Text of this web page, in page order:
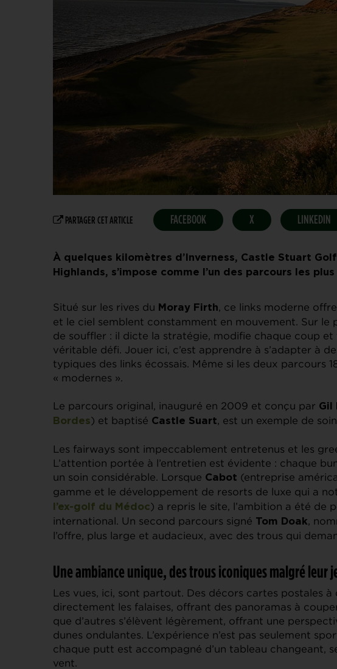
PARTAGER CET ARTICLE FACEBOOK X LINKEDIN
À quelques kilomètres d’Inverness, Castle Stuart
Highlands, s’impose comme l’un des parcours les
Situé sur les rives du Moray Firth, ce links moderne
et le ciel semblent constamment en mouvement. Sur le
de souffler : il dicte la stratégie, modifie chaque coup
véritable défi. Jouer ici, c’est apprendre à s’adapter à
typiques des links écossais. Même si les deux parcours
« modernes ».
Le parcours original, inauguré en 2009 et conçu par Gil
Bordes) et baptisé Castle Suart, est un exemple de
Les fairways sont impeccablement entretenus et les
L’attention portée à l’entretien est évidente : chaque
un soin considérable. Lorsque Cabot (entreprise
gamme et le développement de resorts de luxe qui a
l’ex-golf du Médoc) a repris le site, l’ambition a été de
international. Un second parcours signé Tom Doak,
l’offre, plus large et audacieux, avec des trous qui
Une ambiance unique, des trous iconiques malgré leur
Les vues, ici, sont partout. Des décors cartes postales
directement les falaises, offrant des panoramas à
que d’autres s’élèvent légèrement, offrant une
dunes ondulantes. L’expérience n’est pas seulement
chaque putt est accompagné d’un tableau changeant,
vent.